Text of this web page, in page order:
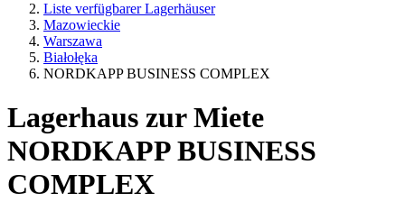
Liste verfügbarer Lagerhäuser
Mazowieckie
Warszawa
Białołęka
NORDKAPP BUSINESS COMPLEX
Lagerhaus zur Miete
NORDKAPP BUSINESS
COMPLEX